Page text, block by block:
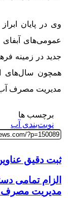
وی در پایان
عمومی‌های
جدید در زمینه
همچون سال‌های
مدیریت مصرف
برچسب ها
نوبت‌بندی آب
ثبت دقیق
الزام تمامی
مدیریت